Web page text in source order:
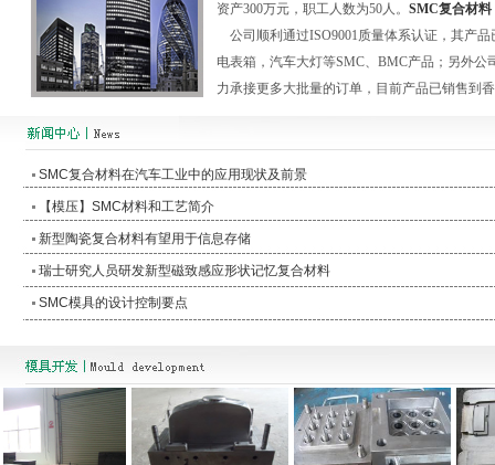
资产300万元，职工人数为50人。 SMC复合材料
公司顺利通过ISO9001质量体系认证，其产
电表箱，汽车大灯等SMC、BMC产品；另外
力承接更多大批量的订单，目前产品已销售
SMC复合材料在汽车工业中的应用现状及前景
【模压】SMC材料和工艺简介
新型陶瓷复合材料有望用于信息存储
瑞士研究人员研发新型磁致感应形状记忆复合材料
SMC模具的设计控制要点